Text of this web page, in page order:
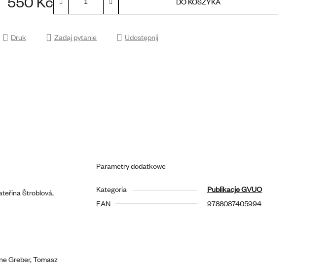
na
gwiazdek.
Cena jednostkowa:
Druk Zadaj pytanie Udostępnij
Štroblová,
Greber, Tomasz
Parametry dodatkowe
Kategoria
Publikacje GVUO
EAN
9788087405994